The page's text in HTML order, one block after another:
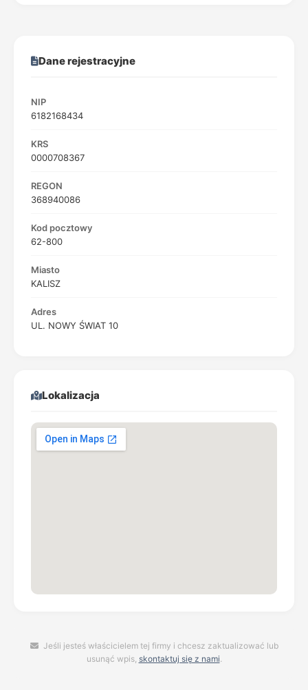
Dane rejestracyjne
NIP
6182168434
KRS
0000708367
REGON
368940086
Kod pocztowy
62-800
Miasto
KALISZ
Adres
UL. NOWY ŚWIAT 10
Lokalizacja
Jeśli jesteś właścicielem tej firmy i chcesz zaktualizować lub
usunąć wpis, skontaktuj się z nami.